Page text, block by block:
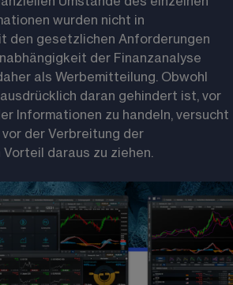
wurden nicht in
den gesetzlichen Anforderungen
der Finanzanalyse
als Werbemitteilung. Obwohl
daran gehindert ist, vor
Informationen zu handeln, versucht
der Verbreitung der
Vorteil daraus zu ziehen.